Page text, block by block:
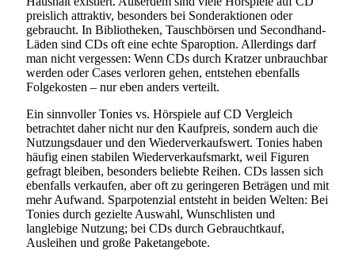
preislich attraktiv, besonders bei Sonderaktionen oder
gebraucht. In Bibliotheken, Tauschbörsen und Secondhand-
Läden sind CDs oft eine echte Sparoption. Allerdings darf
man nicht vergessen: Wenn CDs durch Kratzer unbrauchbar
werden oder Cases verloren gehen, entstehen ebenfalls
Folgekosten – nur eben anders verteilt.
Ein sinnvoller Tonies vs. Hörspiele auf CD Vergleich
betrachtet daher nicht nur den Kaufpreis, sondern auch die
Nutzungsdauer und den Wiederverkaufswert. Tonies haben
häufig einen stabilen Wiederverkaufsmarkt, weil Figuren
gefragt bleiben, besonders beliebte Reihen. CDs lassen sich
ebenfalls verkaufen, aber oft zu geringeren Beträgen und mit
mehr Aufwand. Sparpotenzial entsteht in beiden Welten: Bei
Tonies durch gezielte Auswahl, Wunschlisten und
langlebige Nutzung; bei CDs durch Gebrauchtkauf,
Ausleihen und große Paketangebote.